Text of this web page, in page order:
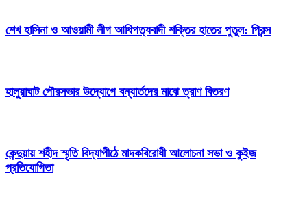
শেখ হাসিনা ও আওয়ামী লীগ আধিপত্যবাদী শক্তির হাতের পুতুল: প্রিন্স
হালুয়াঘাট পৌরসভার উদ্যোগে বন্যার্তদের মাঝে ত্রাণ বিতরণ
কেন্দুয়ায় শহীদ স্মৃতি বিদ্যাপীঠে মাদকবিরোধী আলোচনা সভা ও কুইজ
প্রতিযোগিতা